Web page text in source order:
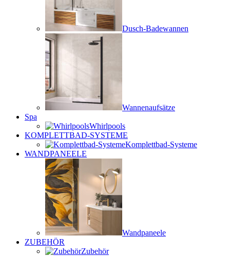
Dusch-Badewannen
Wannenaufsätze
Spa
Whirlpools
KOMPLETTBAD-SYSTEME
Komplettbad-Systeme
WANDPANEELE
Wandpaneele
ZUBEHÖR
Zubehör